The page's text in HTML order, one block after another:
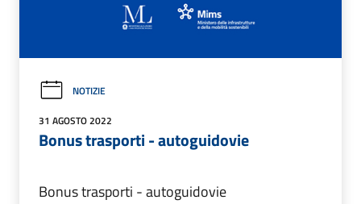
NOTIZIE
31 AGOSTO 2022
Bonus trasporti - autoguidovie
Bonus trasporti - autoguidovie